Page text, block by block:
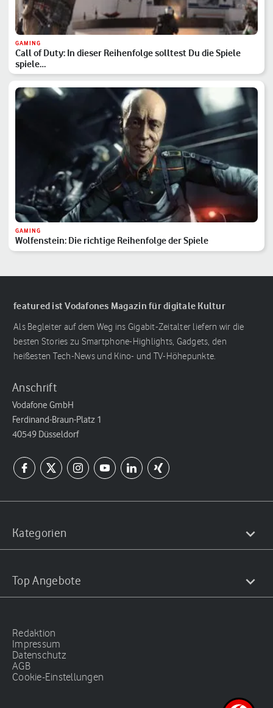
GAMING
Call of Duty: In dieser Reihenfolge solltest Du die Spiele
spiele…
GAMING
Wolfenstein: Die richtige Reihenfolge der Spiele
featured ist Vodafones Magazin für digitale Kultur
Als Begleiter auf dem Weg ins Gigabit-Zeitalter liefern wir die
besten Stories zu Smartphone-Highlights, Gadgets, den
heißesten Tech-News und Kino- und TV-Höhepunkte.
Anschrift
Vodafone GmbH
Ferdinand-Braun-Platz 1
40549 Düsseldorf
Kategorien
Top Angebote
Redaktion
Impressum
Datenschutz
AGB
Cookie-Einstellungen